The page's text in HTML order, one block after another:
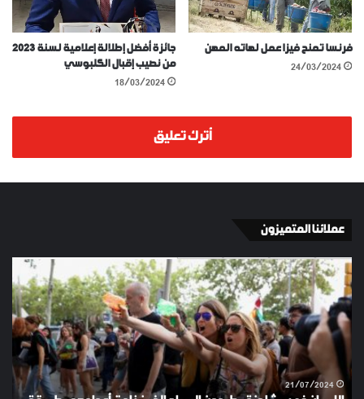
فرنسا تمنح فيزا عمل لهاته المهن
24/03/2024
جائزة أفضل إطلالة إعلامية لسنة 2023
من نصيب إقبال الكلبوسي
18/03/2024
أترك تعليق
عملائنا المتميزون
الإسبان
في
برشلونة
يطردون
السياح
الذين
زادت
أعدادهم21/07/2024